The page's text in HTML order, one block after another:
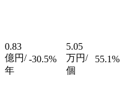
0.83
億円/
年
-30.5%
5.05
万円/
個
55.1%